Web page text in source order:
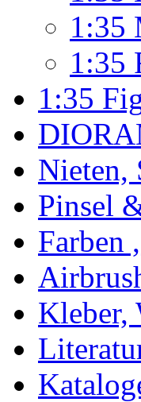
1:35
1:35
1:35
Nieten,
Pinsel
Farben
Kleber,